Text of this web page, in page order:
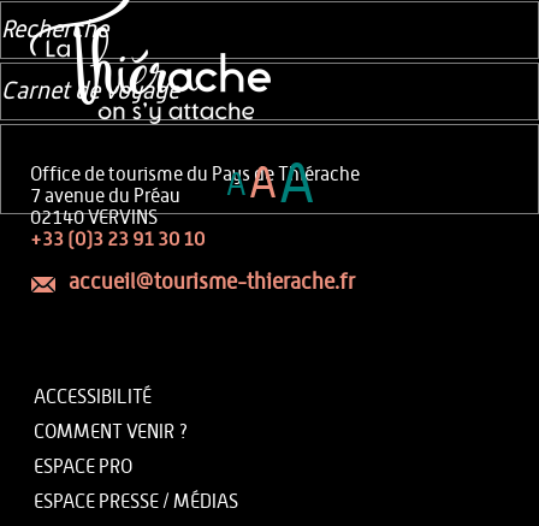
Office de tourisme du Pays de Thiérache
7 avenue du Préau
02140 VERVINS
+33 (0)3 23 91 30 10
accueil@tourisme-thierache.fr
ACCESSIBILITÉ
COMMENT VENIR ?
ESPACE PRO
ESPACE PRESSE / MÉDIAS
Recherche
Carnet de voyage
AAA